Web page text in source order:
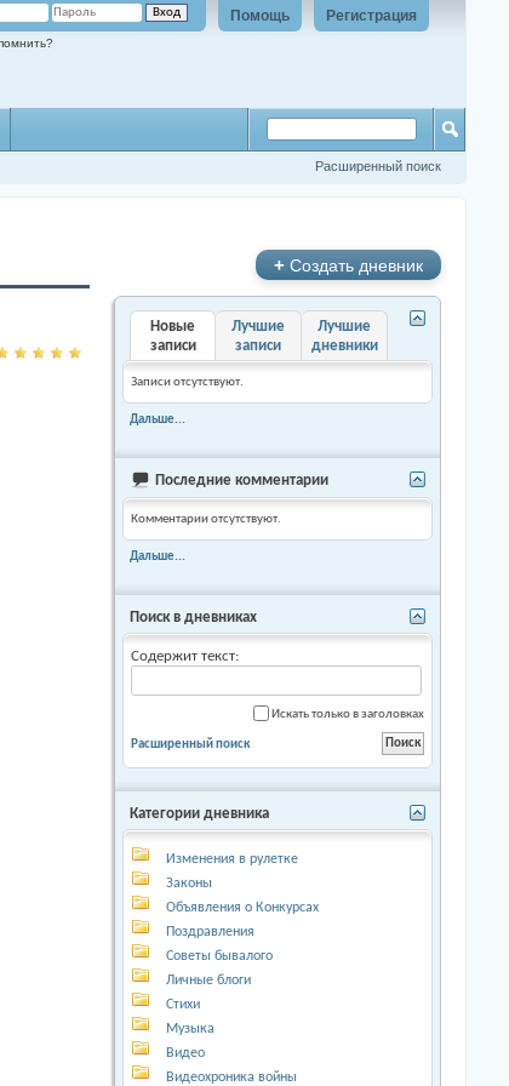
Регистрация
Помощь
Расширенный поиск
+ Создать дневник
Новые
записи
Лучшие
записи
Лучшие
дневники
Записи отсутствуют.
Дальше...
Последние комментарии
Комментарии отсутствуют.
Дальше...
Поиск в дневниках
Содержит текст:
Искать только в заголовках
Расширенный поиск
Категории дневника
Изменения в рулетке
Законы
Объявления о Конкурсах
Поздравления
Советы бывалого
Личные блоги
Стихи
Музыка
Видео
Видеохроника войны